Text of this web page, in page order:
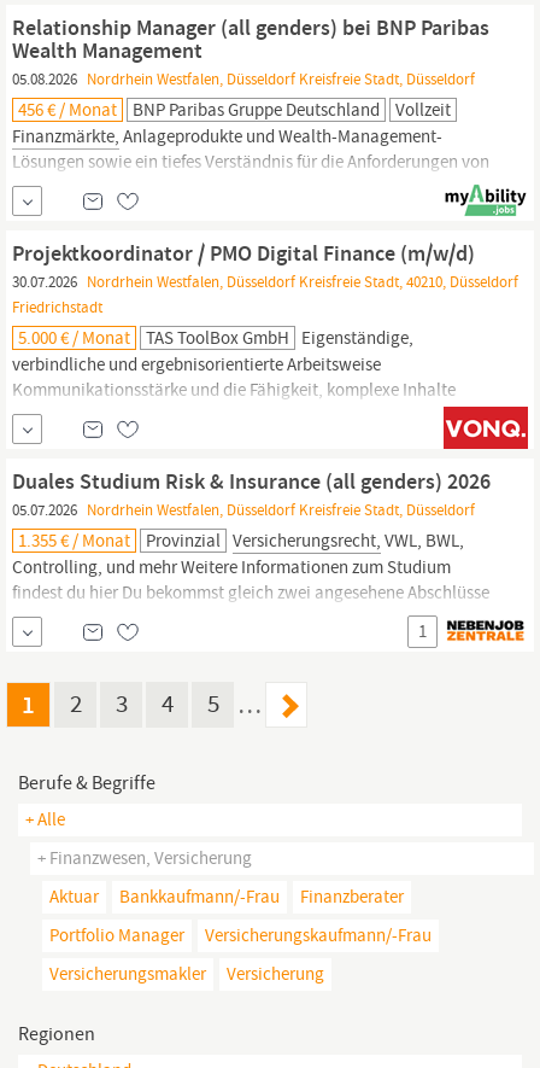
Marktforschungen zum europäischen...
Relationship Manager (all genders) bei BNP Paribas
Wealth Management
05.08.2026 Nordrhein Westfalen, Düsseldorf Kreisfreie Stadt, Düsseldorf
456 € / Monat BNP Paribas Gruppe Deutschland
Vollzeit
Finanzmärkte, Anlageprodukte und Wealth-Management-
Lösungen sowie ein tiefes Verständnis für die Anforderungen von
HNWI- und UHNWI-Kunden Erfahrung in der Entwicklung
individueller und ganzheitlicher Vermögensstrategien Ein
ausgeprägtes Verständnis wirtschaftlicher Zusammenhänge und
deren Auswirkungen auf internationale
Projektkoordinator / PMO Digital Finance (m/w/d)
30.07.2026 Nordrhein Westfalen, Düsseldorf Kreisfreie Stadt, 40210, Düsseldorf
Friedrichstadt
5.000 € / Monat TAS ToolBox GmbH Eigenständige,
verbindliche und ergebnisorientierte Arbeitsweise
Kommunikationsstärke und die Fähigkeit, komplexe Inhalte
verständlich aufzubereiten Wünschenswert Erfahrung im
Banken-, Wertpapier-, FinTech- oder
Investmentfonds oder ETFs Kenntnisse in Jira,...
Duales Studium Risk & Insurance (all genders) 2026
05.07.2026 Nordrhein Westfalen, Düsseldorf Kreisfreie Stadt, Düsseldorf
1.355 € / Monat Provinzial Versicherungsrecht, VWL, BWL,
Controlling, und mehr Weitere Informationen zum Studium
findest du hier Du bekommst gleich zwei angesehene Abschlüsse
innerhalb kurzer Zeit Kaufmann oder Kauffrau für
Versicherungen
und Finanzanlagen
nach 2,5 Jahren Bachelor of Science in Risk &
1
1 2 3 4 5 …
Berufe & Begriffe
+ Alle
+ Finanzwesen, Versicherung
Aktuar
Bankkaufmann/-Frau
Finanzberater
Portfolio Manager
Versicherungskaufmann/-Frau
Versicherungsmakler
Versicherung
Regionen